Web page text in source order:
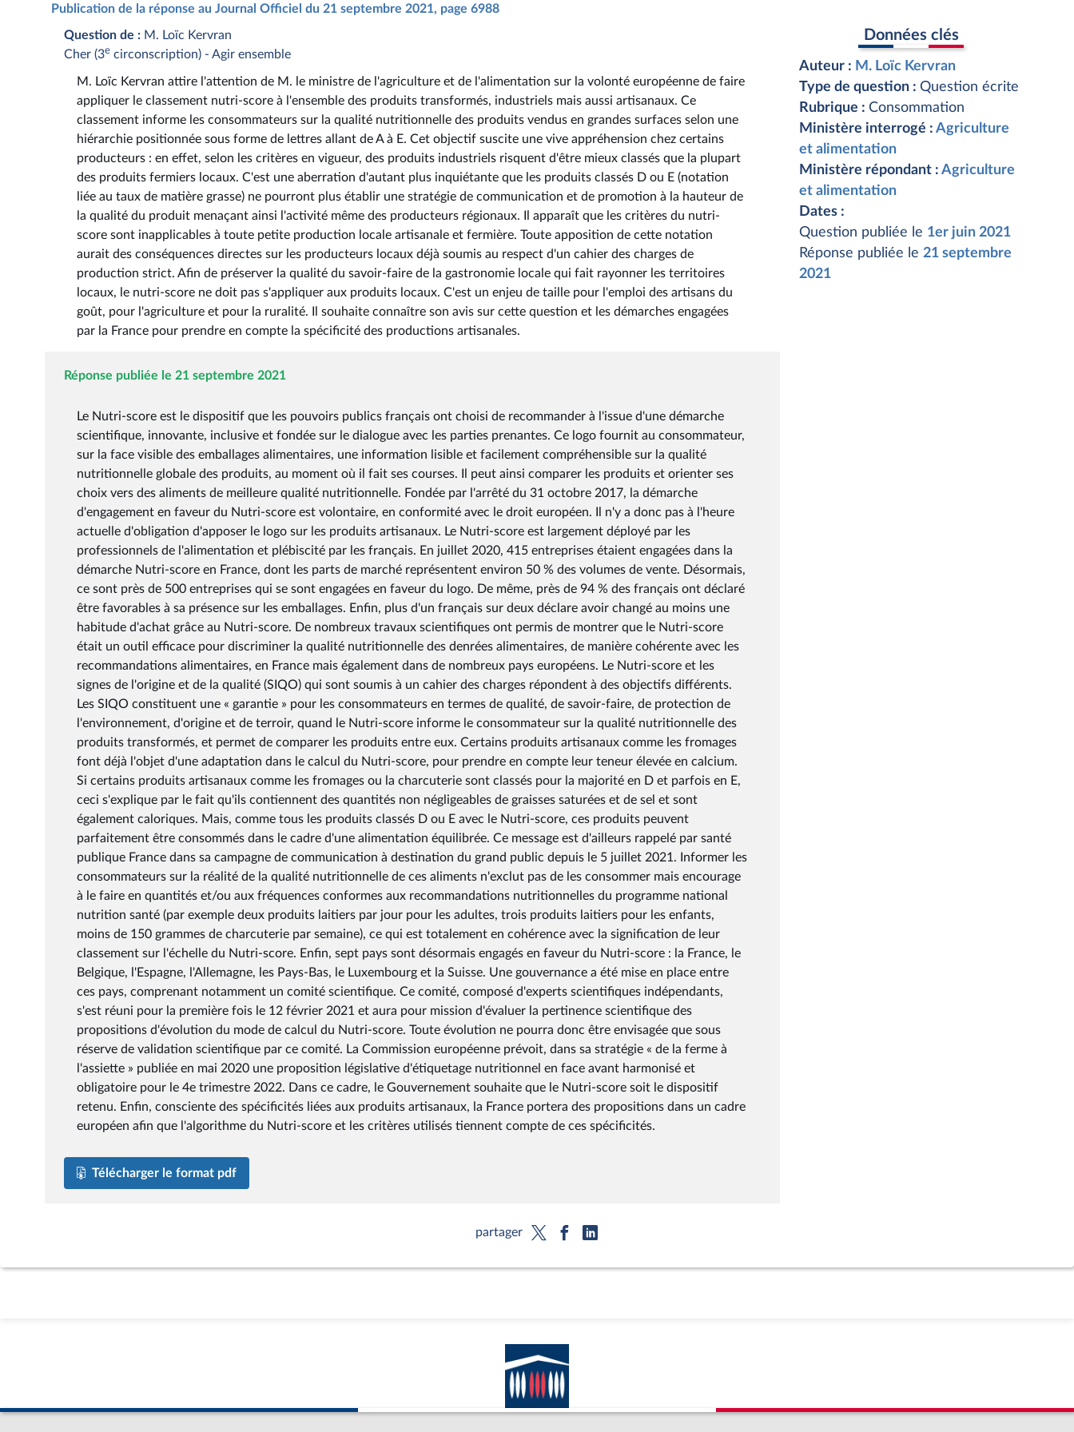
Publication de la réponse au Journal Officiel du 21 septembre 2021, page 6988
Question de : M. Loïc Kervran
Cher (3e circonscription) - Agir ensemble
M. Loïc Kervran attire l'attention de M. le ministre de l'agriculture et de l'alimentation sur la volonté européenne de faire
appliquer le classement nutri-score à l'ensemble des produits transformés, industriels mais aussi artisanaux. Ce
classement informe les consommateurs sur la qualité nutritionnelle des produits vendus en grandes surfaces selon une
hiérarchie positionnée sous forme de lettres allant de A à E. Cet objectif suscite une vive appréhension chez certains
producteurs : en effet, selon les critères en vigueur, des produits industriels risquent d'être mieux classés que la plupart
des produits fermiers locaux. C'est une aberration d'autant plus inquiétante que les produits classés D ou E (notation
liée au taux de matière grasse) ne pourront plus établir une stratégie de communication et de promotion à la hauteur de
la qualité du produit menaçant ainsi l'activité même des producteurs régionaux. Il apparaît que les critères du nutri-
score sont inapplicables à toute petite production locale artisanale et fermière. Toute apposition de cette notation
aurait des conséquences directes sur les producteurs locaux déjà soumis au respect d'un cahier des charges de
production strict. Afin de préserver la qualité du savoir-faire de la gastronomie locale qui fait rayonner les territoires
locaux, le nutri-score ne doit pas s'appliquer aux produits locaux. C'est un enjeu de taille pour l'emploi des artisans du
goût, pour l'agriculture et pour la ruralité. Il souhaite connaître son avis sur cette question et les démarches engagées
par la France pour prendre en compte la spécificité des productions artisanales.
Réponse publiée le 21 septembre 2021
Le Nutri-score est le dispositif que les pouvoirs publics français ont choisi de recommander à l'issue d'une démarche
scientifique, innovante, inclusive et fondée sur le dialogue avec les parties prenantes. Ce logo fournit au consommateur,
sur la face visible des emballages alimentaires, une information lisible et facilement compréhensible sur la qualité
nutritionnelle globale des produits, au moment où il fait ses courses. Il peut ainsi comparer les produits et orienter ses
choix vers des aliments de meilleure qualité nutritionnelle. Fondée par l'arrêté du 31 octobre 2017, la démarche
d'engagement en faveur du Nutri-score est volontaire, en conformité avec le droit européen. Il n'y a donc pas à l'heure
actuelle d'obligation d'apposer le logo sur les produits artisanaux. Le Nutri-score est largement déployé par les
professionnels de l'alimentation et plébiscité par les français. En juillet 2020, 415 entreprises étaient engagées dans la
démarche Nutri-score en France, dont les parts de marché représentent environ 50 % des volumes de vente. Désormais,
ce sont près de 500 entreprises qui se sont engagées en faveur du logo. De même, près de 94 % des français ont déclaré
être favorables à sa présence sur les emballages. Enfin, plus d'un français sur deux déclare avoir changé au moins une
habitude d'achat grâce au Nutri-score. De nombreux travaux scientifiques ont permis de montrer que le Nutri-score
était un outil efficace pour discriminer la qualité nutritionnelle des denrées alimentaires, de manière cohérente avec les
recommandations alimentaires, en France mais également dans de nombreux pays européens. Le Nutri-score et les
signes de l'origine et de la qualité (SIQO) qui sont soumis à un cahier des charges répondent à des objectifs différents.
Les SIQO constituent une « garantie » pour les consommateurs en termes de qualité, de savoir-faire, de protection de
l'environnement, d'origine et de terroir, quand le Nutri-score informe le consommateur sur la qualité nutritionnelle des
produits transformés, et permet de comparer les produits entre eux. Certains produits artisanaux comme les fromages
font déjà l'objet d'une adaptation dans le calcul du Nutri-score, pour prendre en compte leur teneur élevée en calcium.
Si certains produits artisanaux comme les fromages ou la charcuterie sont classés pour la majorité en D et parfois en E,
ceci s'explique par le fait qu'ils contiennent des quantités non négligeables de graisses saturées et de sel et sont
également caloriques. Mais, comme tous les produits classés D ou E avec le Nutri-score, ces produits peuvent
parfaitement être consommés dans le cadre d'une alimentation équilibrée. Ce message est d'ailleurs rappelé par santé
publique France dans sa campagne de communication à destination du grand public depuis le 5 juillet 2021. Informer les
consommateurs sur la réalité de la qualité nutritionnelle de ces aliments n'exclut pas de les consommer mais encourage
à le faire en quantités et/ou aux fréquences conformes aux recommandations nutritionnelles du programme national
nutrition santé (par exemple deux produits laitiers par jour pour les adultes, trois produits laitiers pour les enfants,
moins de 150 grammes de charcuterie par semaine), ce qui est totalement en cohérence avec la signification de leur
classement sur l'échelle du Nutri-score. Enfin, sept pays sont désormais engagés en faveur du Nutri-score : la France, le
Belgique, l'Espagne, l'Allemagne, les Pays-Bas, le Luxembourg et la Suisse. Une gouvernance a été mise en place entre
ces pays, comprenant notamment un comité scientifique. Ce comité, composé d'experts scientifiques indépendants,
s'est réuni pour la première fois le 12 février 2021 et aura pour mission d'évaluer la pertinence scientifique des
propositions d'évolution du mode de calcul du Nutri-score. Toute évolution ne pourra donc être envisagée que sous
réserve de validation scientifique par ce comité. La Commission européenne prévoit, dans sa stratégie « de la ferme à
l'assiette » publiée en mai 2020 une proposition législative d'étiquetage nutritionnel en face avant harmonisé et
obligatoire pour le 4e trimestre 2022. Dans ce cadre, le Gouvernement souhaite que le Nutri-score soit le dispositif
retenu. Enfin, consciente des spécificités liées aux produits artisanaux, la France portera des propositions dans un cadre
européen afin que l'algorithme du Nutri-score et les critères utilisés tiennent compte de ces spécificités.
Télécharger le format pdf
Données clés
Auteur : M. Loïc Kervran
Type de question : Question écrite
Rubrique : Consommation
Ministère interrogé : Agriculture
et alimentation
Ministère répondant : Agriculture
et alimentation
Dates :
Question publiée le 1er juin 2021
Réponse publiée le 21 septembre
2021
partager